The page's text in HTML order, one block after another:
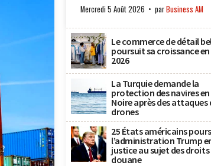
Mercredi 5 Août 2026 parBusiness AM
Le commerce de détail
poursuit sa croissance
2026
La Turquie demande la
protection des navires
Noire après des attaques
drones
25 États américains
l’administration Trump
justice au sujet des droits
douane